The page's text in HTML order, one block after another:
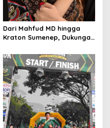
Dari Mahfud MD hingga
Kraton Sumenep, Dukungan
Indonesia’s Girl 2026 Asal
Jawa Timur